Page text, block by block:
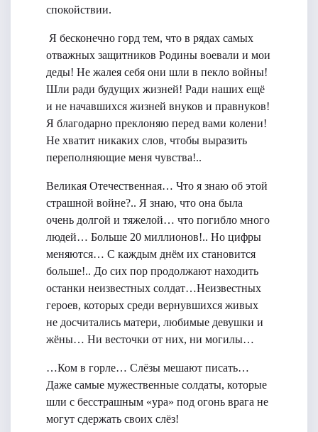
спокойствии.
Я бесконечно горд тем, что в рядах самых
отважных защитников Родины воевали и мои
деды! Не жалея себя они шли в пекло войны!
Шли ради будущих жизней! Ради наших ещё
и не начавшихся жизней внуков и правнуков!
Я благодарно преклоняю перед вами колени!
Не хватит никаких слов, чтобы выразить
переполняющие меня чувства!..
Великая Отечественная… Что я знаю об этой
страшной войне?.. Я знаю, что она была
очень долгой и тяжелой… что погибло много
людей… Больше 20 миллионов!.. Но цифры
меняются… С каждым днём их становится
больше!.. До сих пор продолжают находить
останки неизвестных солдат…Неизвестных
героев, которых среди вернувшихся живых
не досчитались матери, любимые девушки и
жёны… Ни весточки от них, ни могилы…
…Ком в горле… Слёзы мешают писать…
Даже самые мужественные солдаты, которые
шли с бесстрашным «ура» под огонь врага не
могут сдержать своих слёз!